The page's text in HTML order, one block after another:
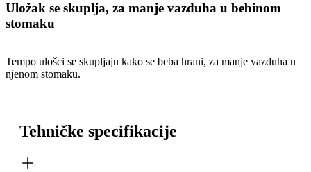
Uložak se skuplja, za manje vazduha u bebinom
stomaku
Tempo ulošci se skupljaju kako se beba hrani, za manje vazduha u
njenom stomaku.
Tehničke specifikacije